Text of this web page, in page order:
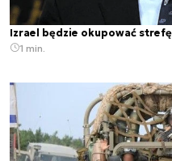
Izrael będzie okupować
1 min.